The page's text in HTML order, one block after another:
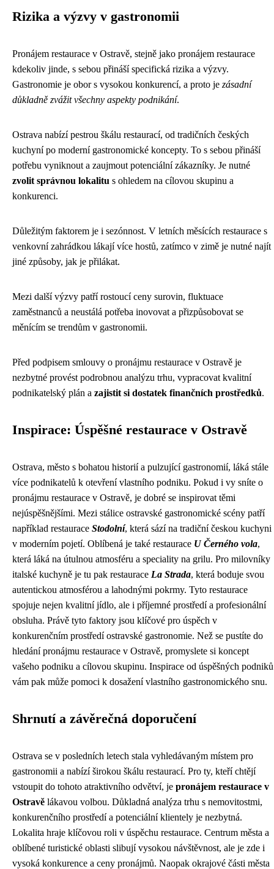
Rizika a výzvy v gastronomii
Pronájem restaurace v Ostravě, stejně jako pronájem restaurace
kdekoliv jinde, s sebou přináší specifická rizika a výzvy.
Gastronomie je obor s vysokou konkurencí, a proto je zásadní
důkladně zvážit všechny aspekty podnikání.
Ostrava nabízí pestrou škálu restaurací, od tradičních českých
kuchyní po moderní gastronomické koncepty. To s sebou přináší
potřebu vyniknout a zaujmout potenciální zákazníky. Je nutné
zvolit správnou lokalitu s ohledem na cílovou skupinu a
konkurenci.
Důležitým faktorem je i sezónnost. V letních měsících restaurace s
venkovní zahrádkou lákají více hostů, zatímco v zimě je nutné najít
jiné způsoby, jak je přilákat.
Mezi další výzvy patří rostoucí ceny surovin, fluktuace
zaměstnanců a neustálá potřeba inovovat a přizpůsobovat se
měnícím se trendům v gastronomii.
Před podpisem smlouvy o pronájmu restaurace v Ostravě je
nezbytné provést podrobnou analýzu trhu, vypracovat kvalitní
podnikatelský plán a zajistit si dostatek finančních prostředků.
Inspirace: Úspěšné restaurace v Ostravě
Ostrava, město s bohatou historií a pulzující gastronomií, láká stále
více podnikatelů k otevření vlastního podniku. Pokud i vy sníte o
pronájmu restaurace v Ostravě, je dobré se inspirovat těmi
nejúspěšnějšími. Mezi stálice ostravské gastronomické scény patří
například restaurace Stodolní, která sází na tradiční českou kuchyni
v moderním pojetí. Oblíbená je také restaurace U Černého vola,
která láká na útulnou atmosféru a speciality na grilu. Pro milovníky
italské kuchyně je tu pak restaurace La Strada, která boduje svou
autentickou atmosférou a lahodnými pokrmy. Tyto restaurace
spojuje nejen kvalitní jídlo, ale i příjemné prostředí a profesionální
obsluha. Právě tyto faktory jsou klíčové pro úspěch v
konkurenčním prostředí ostravské gastronomie. Než se pustíte do
hledání pronájmu restaurace v Ostravě, promyslete si koncept
vašeho podniku a cílovou skupinu. Inspirace od úspěšných podniků
vám pak může pomoci k dosažení vlastního gastronomického snu.
Shrnutí a závěrečná doporučení
Ostrava se v posledních letech stala vyhledávaným místem pro
gastronomii a nabízí širokou škálu restaurací. Pro ty, kteří chtějí
vstoupit do tohoto atraktivního odvětví, je pronájem restaurace v
Ostravě lákavou volbou. Důkladná analýza trhu s nemovitostmi,
konkurenčního prostředí a potenciální klientely je nezbytná.
Lokalita hraje klíčovou roli v úspěchu restaurace. Centrum města a
oblíbené turistické oblasti slibují vysokou návštěvnost, ale je zde i
vysoká konkurence a ceny pronájmů. Naopak okrajové části města